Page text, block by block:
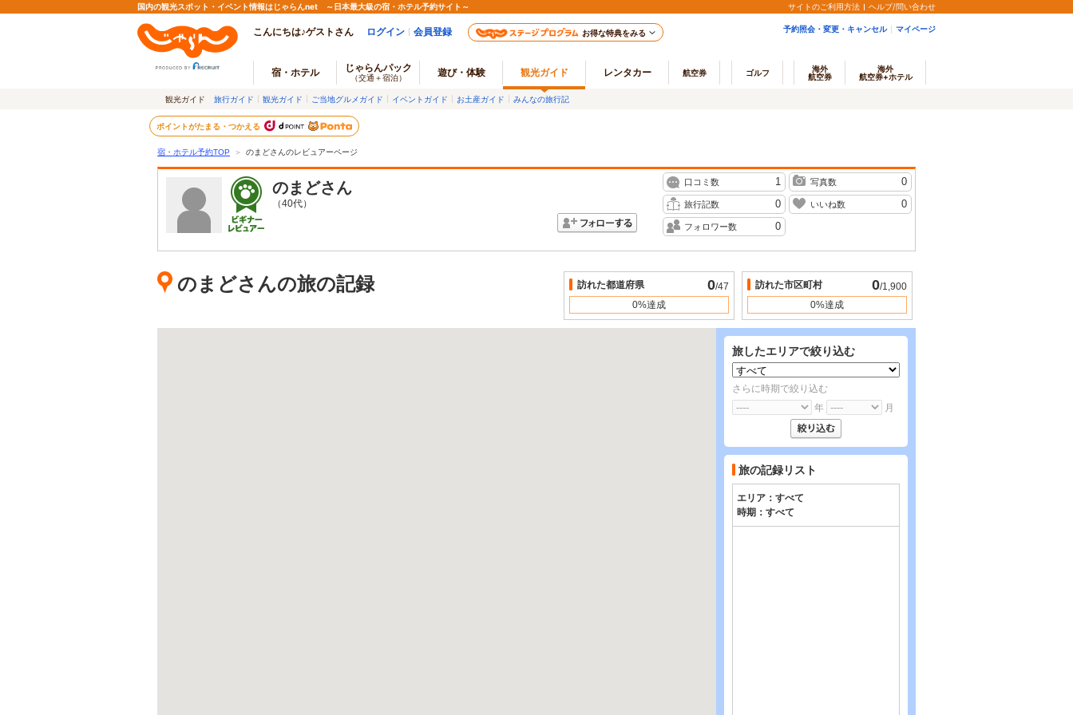
国内の観光スポット・イベント情報はじゃらんnet ～日本最大級の宿・ホテル予約サイト～ サイトのご利用方法 ヘルプ/問い合わせ
こんにちは♪ゲストさん ログイン 会員登録 お得な特典をみる 予約照会・変更・キャンセル マイページ
宿・ホテル じゃらんパック
（交通＋宿泊） 遊び・体験 観光ガイド レンタカー 航空券 ゴルフ
海外
航空券
海外
航空券+ホテル
観光ガイド 旅行ガイド 観光ガイド ご当地グルメガイド イベントガイド お土産ガイド みんなの旅行記
ポイントがたまる・つかえる
宿・ホテル予約TOP ＞ のまどさんのレビュアーページ
のまどさん
（40代）
口コミ数 1 写真数 0
旅行記数 0 いいね数 0
フォロワー数 0
のまどさんの旅の記録 訪れた都道府県 0/47
0%達成
訪れた市区町村 0/1,900
0%達成
旅したエリアで絞り込む
さらに時期で絞り込む
年
月
旅の記録リスト
エリア： すべて
時期： すべて